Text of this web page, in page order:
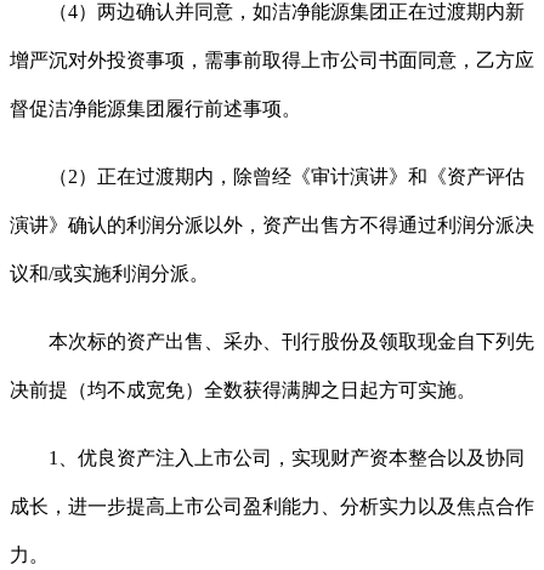
（4）两边确认并同意，如洁净能源集团正在过渡期内新
增严沉对外投资事项，需事前取得上市公司书面同意，乙方应
督促洁净能源集团履行前述事项。
（2）正在过渡期内，除曾经《审计演讲》和《资产评估
演讲》确认的利润分派以外，资产出售方不得通过利润分派决
议和/或实施利润分派。
本次标的资产出售、采办、刊行股份及领取现金自下列先
决前提（均不成宽免）全数获得满脚之日起方可实施。
1、优良资产注入上市公司，实现财产资本整合以及协同
成长，进一步提高上市公司盈利能力、分析实力以及焦点合作
力。